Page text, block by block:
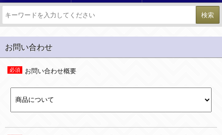
検索
お問い合わせ
お問い合わせ概要